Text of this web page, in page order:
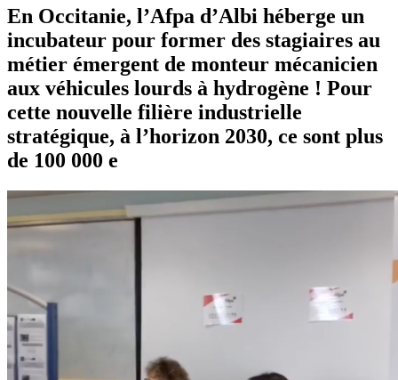
En Occitanie, l’Afpa d’Albi héberge un
incubateur pour former des stagiaires au
métier émergent de monteur mécanicien
aux véhicules lourds à hydrogène ! Pour
cette nouvelle filière industrielle
stratégique, à l’horizon 2030, ce sont plus
de 100 000 e